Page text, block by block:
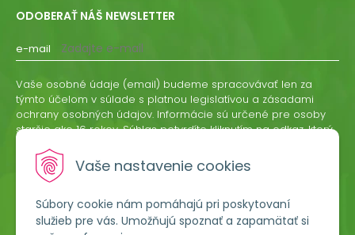
Vaše nastavenie cookies
Súbory cookie nám pomáhajú pri poskytovaní
služieb pre vás. Umožňujú spoznať a zapamätať si
ODOBERAŤ NÁŠ NEWSLETTER
e-mail
ODOBERAŤ
Vaše osobné údaje (email) budeme spracovávať len za
týmto účelom v súlade s platnou legislatívou a zásadami
ochrany osobných údajov. Informácie sú určené pre osoby
staršie ako 16 rokov. Súhlas potvrdíte kliknutím na odkaz, ktorý
odvolať písomne, emailom alebo kliknutím na odkaz z
ktoréhokoľvek informačného emailu.